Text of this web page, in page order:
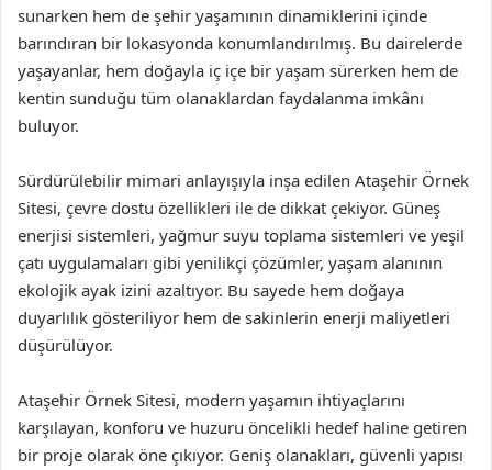
sunarken hem de şehir yaşamının dinamiklerini içinde
barındıran bir lokasyonda konumlandırılmış. Bu dairelerde
yaşayanlar, hem doğayla iç içe bir yaşam sürerken hem de
kentin sunduğu tüm olanaklardan faydalanma imkânı
buluyor.
Sürdürülebilir mimari anlayışıyla inşa edilen Ataşehir Örnek
Sitesi, çevre dostu özellikleri ile de dikkat çekiyor. Güneş
enerjisi sistemleri, yağmur suyu toplama sistemleri ve yeşil
çatı uygulamaları gibi yenilikçi çözümler, yaşam alanının
ekolojik ayak izini azaltıyor. Bu sayede hem doğaya
duyarlılık gösteriliyor hem de sakinlerin enerji maliyetleri
düşürülüyor.
Ataşehir Örnek Sitesi, modern yaşamın ihtiyaçlarını
karşılayan, konforu ve huzuru öncelikli hedef haline getiren
bir proje olarak öne çıkıyor. Geniş olanakları, güvenli yapısı